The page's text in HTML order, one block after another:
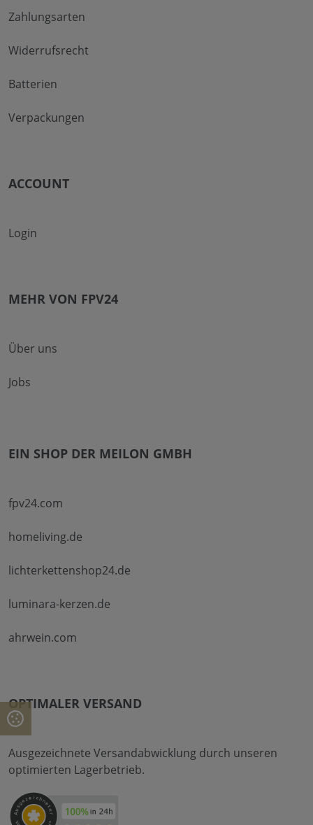
Zahlungsarten
Widerrufsrecht
Batterien
Verpackungen
ACCOUNT
Login
MEHR VON FPV24
Über uns
Jobs
EIN SHOP DER MEILON GMBH
fpv24.com
homeliving.de
lichterkettenshop24.de
luminara-kerzen.de
ahrwein.com
OPTIMALER VERSAND
Ausgezeichnete Versandabwicklung durch unseren
optimierten Lagerbetrieb.